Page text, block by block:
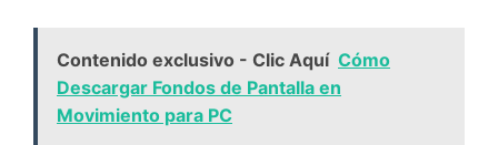
Contenido exclusivo - Clic Aquí Cómo
Descargar Fondos de Pantalla en
Movimiento para PC